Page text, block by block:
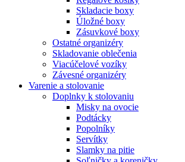
Skladacie boxy
Úložné boxy
Zásuvkové boxy
Ostatné organizéry
Skladovanie oblečenia
Viacúčelové vozíky
Závesné organizéry
Varenie a stolovanie
Doplnky k stolovaniu
Misky na ovocie
Podtácky
Popolníky
Servítky
Slamky na pitie